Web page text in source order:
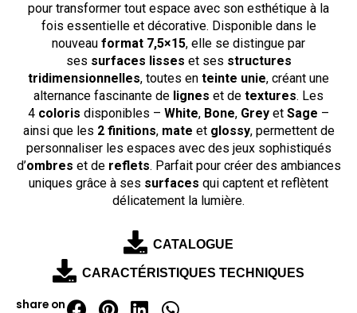
pour transformer tout espace avec son esthétique à la
fois essentielle et décorative. Disponible dans le
nouveau format 7,5×15, elle se distingue par
ses surfaces lisses et ses structures
tridimensionnelles, toutes en teinte unie, créant une
alternance fascinante de lignes et de textures. Les
4 coloris disponibles – White, Bone, Grey et Sage –
ainsi que les 2 finitions, mate et glossy, permettent de
personnaliser les espaces avec des jeux sophistiqués
d’ombres et de reflets. Parfait pour créer des ambiances
uniques grâce à ses surfaces qui captent et reflètent
délicatement la lumière.
CATALOGUE
CARACTÉRISTIQUES TECHNIQUES
share on